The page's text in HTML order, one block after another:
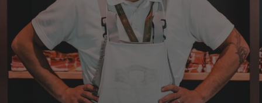
5.8.2026
Norbert
Verifizierter Kunde
Qualität hervorragend, leider ist der Versand
nach Deutschland mit GLS unterirdisch. Bitte
auf DHL umstellen, auch wenn die
Versandkosten dadurch höher sein sollten.